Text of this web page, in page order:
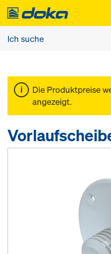
Die Produktpreise
angezeigt.